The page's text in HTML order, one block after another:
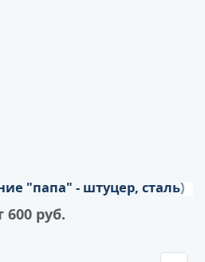
"папа" - штуцер, сталь)
600 руб.